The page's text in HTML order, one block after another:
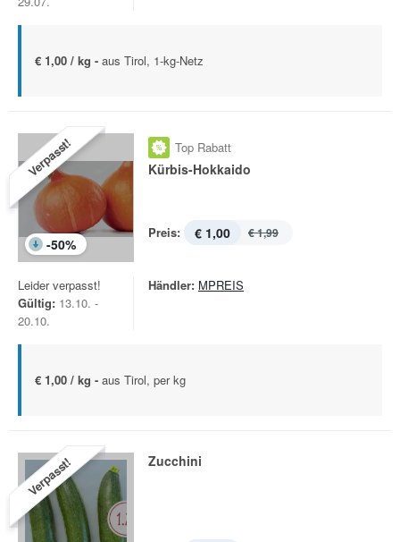
€ 1,00 / kg - aus Tirol, 1-kg-Netz
Verpasst!
-50%
Top Rabatt
Kürbis-Hokkaido
Preis: € 1,00 € 1,99
Leider verpasst!
Gültig: 13.10. -
20.10.
Händler: MPREIS
€ 1,00 / kg - aus Tirol, per kg
Verpasst! Zucchini